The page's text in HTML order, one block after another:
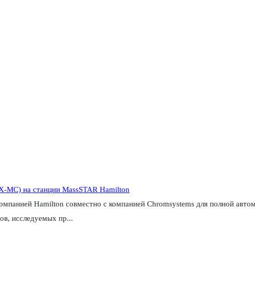
МС) на станции MassSTAR Hamilton
Hamilton совместно с компанией Chromsystems для полной
исследуемых пр...